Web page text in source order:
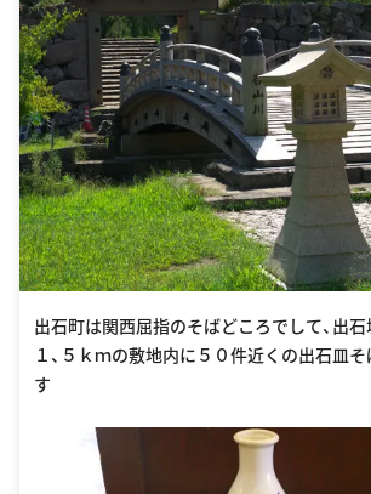
出石町は関西屈指のそばどころでして、出
１、５ｋｍの敷地内に５０件近くの出石皿
す